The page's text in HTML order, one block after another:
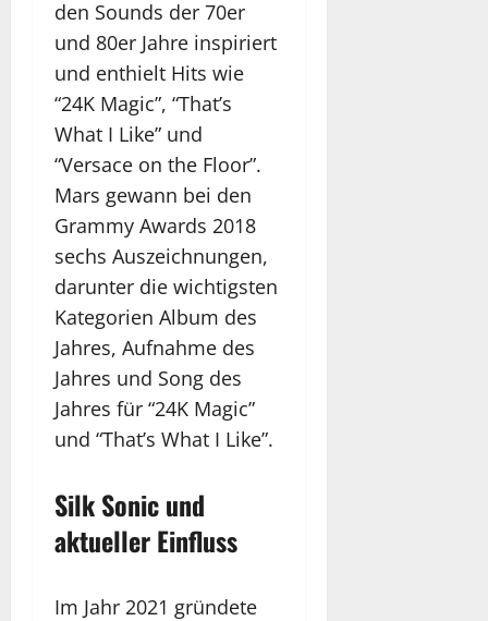
den Sounds der 70er
und 80er Jahre inspiriert
und enthielt Hits wie
“24K Magic”, “That’s
What I Like” und
“Versace on the Floor”.
Mars gewann bei den
Grammy Awards 2018
sechs Auszeichnungen,
darunter die wichtigsten
Kategorien Album des
Jahres, Aufnahme des
Jahres und Song des
Jahres für “24K Magic”
und “That’s What I Like”.
Silk Sonic und
aktueller Einfluss
Im Jahr 2021 gründete